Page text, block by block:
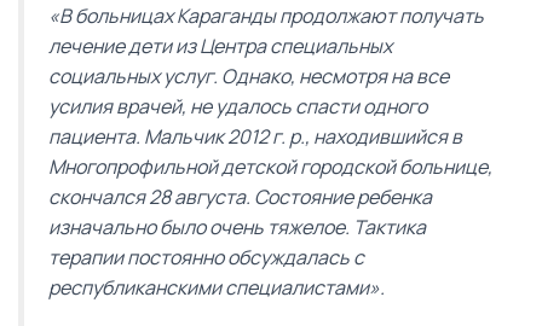
«В больницах Караганды продолжают получать
лечение дети из Центра специальных
социальных услуг. Однако, несмотря на все
усилия врачей, не удалось спасти одного
пациента. Мальчик 2012 г. р., находившийся в
Многопрофильной детской городской больнице,
скончался 28 августа. Состояние ребенка
изначально было очень тяжелое. Тактика
терапии постоянно обсуждалась с
республиканскими специалистами».